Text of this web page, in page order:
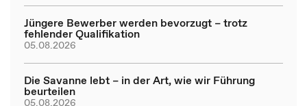
Jüngere Bewerber werden bevorzugt – trotz
fehlender Qualifikation
05.08.2026
Die Savanne lebt – in der Art, wie wir Führung
beurteilen
05.08.2026